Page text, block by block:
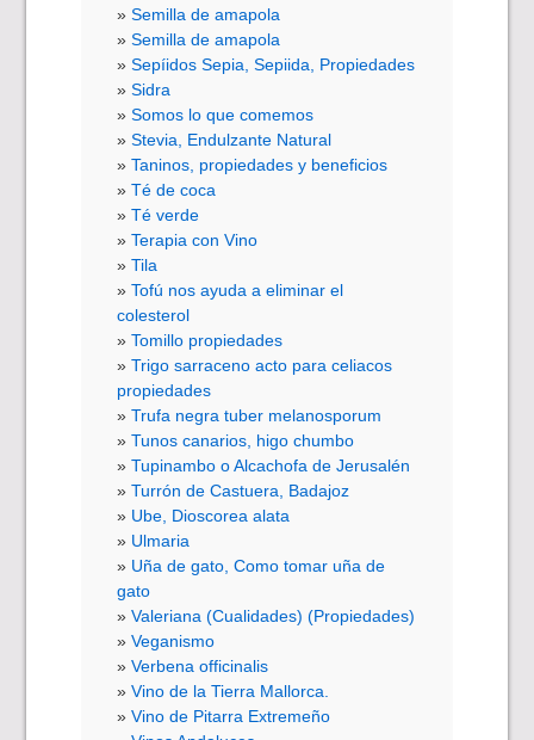
Semilla de amapola
Semilla de amapola
Sepíidos Sepia, Sepiida, Propiedades
Sidra
Somos lo que comemos
Stevia, Endulzante Natural
Taninos, propiedades y beneficios
Té de coca
Té verde
Terapia con Vino
Tila
Tofú nos ayuda a eliminar el
colesterol
Tomillo propiedades
Trigo sarraceno acto para celiacos
propiedades
Trufa negra tuber melanosporum
Tunos canarios, higo chumbo
Tupinambo o Alcachofa de Jerusalén
Turrón de Castuera, Badajoz
Ube, Dioscorea alata
Ulmaria
Uña de gato, Como tomar uña de
gato
Valeriana (Cualidades) (Propiedades)
Veganismo
Verbena officinalis
Vino de la Tierra Mallorca.
Vino de Pitarra Extremeño